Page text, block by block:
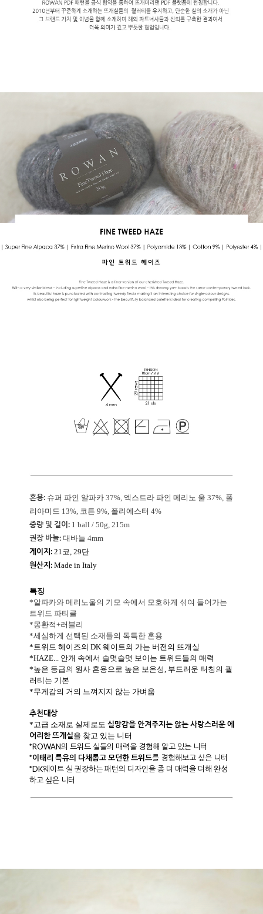
혼용: 슈퍼 파인 알파카 37%, 엑스트라 파인 메리노 울 37%, 폴
리아미드 13%, 코튼 9%, 폴리에스터 4%
중량 및 길이: 1 ball / 50g, 215m
권장 바늘: 대바늘 4mm
게이지: 21코, 29단
원산지: Made in Italy
특징
*알파카와 메리노울의 기모 속에서 모호하게 섞여 들어가는
트위드 파티클
*몽환적+러블리
*세심하게 선택된 소재들의 독특한 혼용
*트위드 헤이즈의 DK 웨이트의 가는 버전의 뜨개실
*HAZE... 안개 속에서 슬몃슬몃 보이는 트위드들의 매력
*높은 등급의 원사 혼용으로 높은 보온성, 부드러운 터칭의 퀄
러티는 기본
*무게감의 거의 느껴지지 않는 가벼움
추천대상
*고급 소재로 실제로도 실망감을 안겨주지는 않는 사랑스러운 에
어리한 뜨개실을 찾고 있는 니터
*ROWAN의 트위드 실들의 매력을 경험해 알고 있는 니터
*이태리 특유의 다채롭고 모던한 트위드를 경험해보고 싶은 니터
*DK웨이트 실 권장하는 패턴의 디자인을 좀 더 매력을 더해 완성
하고 싶은 니터